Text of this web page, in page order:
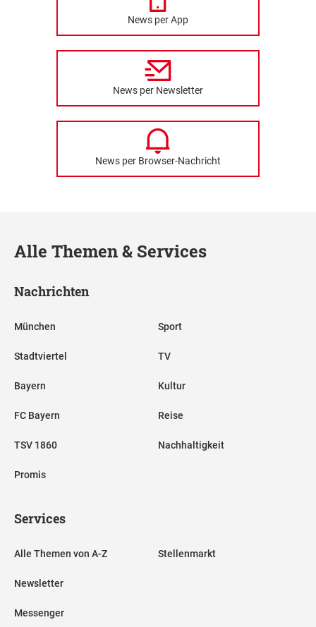
News per App
News per Newsletter
News per Browser-Nachricht
Alle Themen & Services
Nachrichten
München
Stadtviertel
Bayern
FC Bayern
TSV 1860
Promis
Sport
TV
Kultur
Reise
Nachhaltigkeit
Services
Alle Themen von A-Z
Newsletter
Messenger
Stellenmarkt